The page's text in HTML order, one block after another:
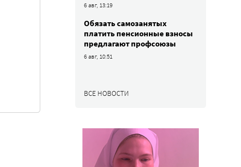
6 авг, 13:19
Обязать самозанятых
платить пенсионные взносы
предлагают профсоюзы
6 авг, 10:51
ВСЕ НОВОСТИ